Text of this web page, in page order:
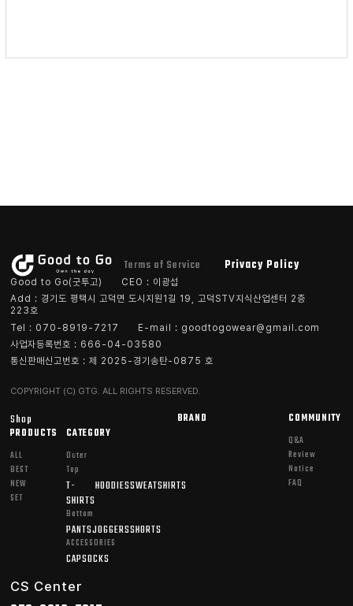
Terms of Service Privacy Policy
Good to Go(굿투고)
CEO : 이광섭
Add : 경기도 평택시 고덕면 도시지원1길 19, 고덕STV지식산업센터 2층
223호
Tel : 070-8919-7217
E-mail : goodtogowear@gmail.com
사업자등록번호 : 666-04-03580
통신판매신고번호 : 제 2025-경기송탄-0875 호
COPYRIGHT (C) GTG. ALL RIGHTS RESERVED.
Shop
PRODUCTS
ALL
BEST
NEW
SET
CATEGORY
Outer
Top
T-
SHIRTS
HOODIESSWEATSHIRTS
Bottom
PANTSJOGGERSSHORTS
ACCESSORIES
CAPSOCKS
BRAND COMMUNITY
Q&A
Review
Notice
FAQ
CS Center